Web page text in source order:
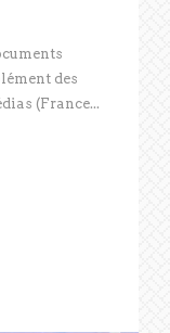
des
(France...